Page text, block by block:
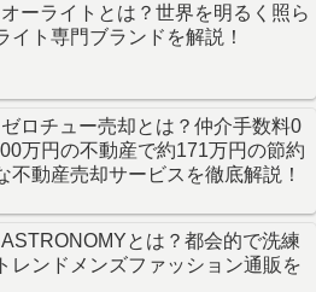
オーライトとは？世界を明るく照ら
イト専門ブランドを解説！
ゼロチュー売却とは？仲介手数料0
万円の不動産で約171万円の節約
不動産売却サービスを徹底解説！
ASTRONOMYとは？都会的で洗練
レンドメンズファッション通販を